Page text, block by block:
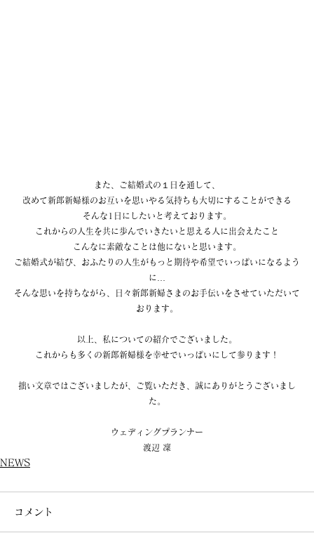
また、ご結婚式の１日を通して、
改めて新郎新婦様のお互いを思いやる気持ちも大切にすることができる
そんな1日にしたいと考えております。
これからの人生を共に歩んでいきたいと思える人に出会えたこと
こんなに素敵なことは他にないと思います。
ご結婚式が結び、おふたりの人生がもっと期待や希望でいっぱいになるよう
に…
そんな思いを持ちながら、日々新郎新婦さまのお手伝いをさせていただいて
おります。
以上、私についての紹介でございました。
これからも多くの新郎新婦様を幸せでいっぱいにして参ります！
拙い文章ではございましたが、ご覧いただき、誠にありがとうございまし
た。
ウェディングプランナー
渡辺 凜
NEWS
コメント